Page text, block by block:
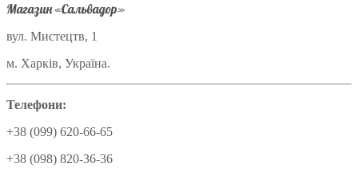
Магазин «Сальвадор»
вул. Мистецтв, 1
м. Харків, Україна.
Телефони:
+38 (099) 620-66-65
+38 (098) 820-36-36